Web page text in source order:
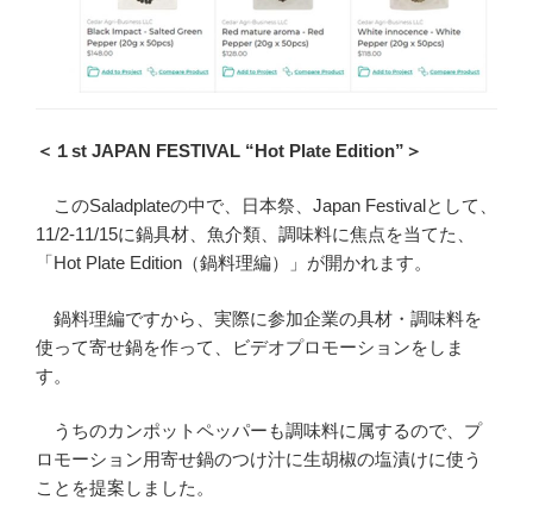
＜１st JAPAN FESTIVAL “Hot Plate Edition”＞
このSaladplateの中で、日本祭、Japan Festivalとして、
11/2-11/15に鍋具材、魚介類、調味料に焦点を当てた、
「Hot Plate Edition（鍋料理編）」が開かれます。
鍋料理編ですから、実際に参加企業の具材・調味料を
使って寄せ鍋を作って、ビデオプロモーションをしま
す。
うちのカンポットペッパーも調味料に属するので、プ
ロモーション用寄せ鍋のつけ汁に生胡椒の塩漬けに使う
ことを提案しました。